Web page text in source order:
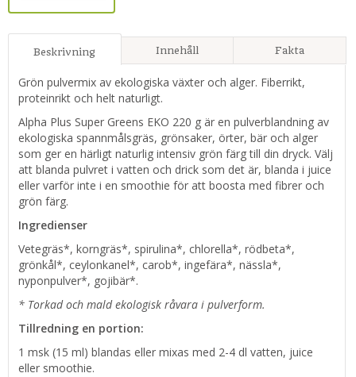
Beskrivning Innehåll Fakta
Grön pulvermix av ekologiska växter och alger. Fiberrikt,
proteinrikt och helt naturligt.
Alpha Plus Super Greens EKO 220 g är en pulverblandning av
ekologiska spannmålsgräs, grönsaker, örter, bär och alger
som ger en härligt naturlig intensiv grön färg till din dryck. Välj
att blanda pulvret i vatten och drick som det är, blanda i juice
eller varför inte i en smoothie för att boosta med fibrer och
grön färg.
Ingredienser
Vetegräs*, korngräs*, spirulina*, chlorella*, rödbeta*,
grönkål*, ceylonkanel*, carob*, ingefära*, nässla*,
nyponpulver*, gojibär*.
* Torkad och mald ekologisk råvara i pulverform.
Tillredning en portion:
1 msk (15 ml) blandas eller mixas med 2-4 dl vatten, juice
eller smoothie.